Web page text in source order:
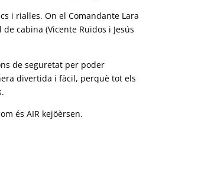
i rialles. On el Comandante Lara
cabina (Vicente Ruidos i Jesús
de seguretat per poder
divertida i fàcil, perquè tot els
és AIR kejöèrsen.